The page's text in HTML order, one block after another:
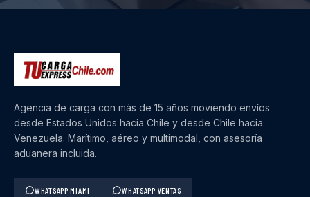
Agencia de carga con más de 15 años moviendo envíos
desde Estados Unidos hacia Chile y desde Chile hacia
Venezuela. Marítimo, aéreo y multimodal, con asesoría
aduanera incluida.
WHATSAPP MIAMI WHATSAPP VENTAS